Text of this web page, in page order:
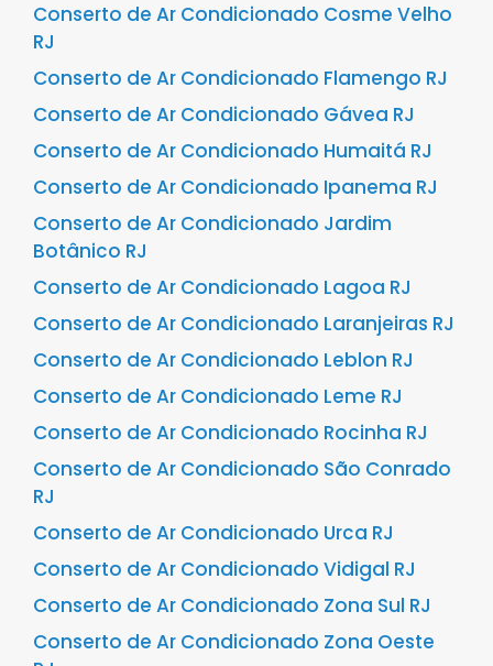
Conserto de Ar Condicionado Cosme Velho
RJ
Conserto de Ar Condicionado Flamengo RJ
Conserto de Ar Condicionado Gávea RJ
Conserto de Ar Condicionado Humaitá RJ
Conserto de Ar Condicionado Ipanema RJ
Conserto de Ar Condicionado Jardim
Botânico RJ
Conserto de Ar Condicionado Lagoa RJ
Conserto de Ar Condicionado Laranjeiras RJ
Conserto de Ar Condicionado Leblon RJ
Conserto de Ar Condicionado Leme RJ
Conserto de Ar Condicionado Rocinha RJ
Conserto de Ar Condicionado São Conrado
RJ
Conserto de Ar Condicionado Urca RJ
Conserto de Ar Condicionado Vidigal RJ
Conserto de Ar Condicionado Zona Sul RJ
Conserto de Ar Condicionado Zona Oeste